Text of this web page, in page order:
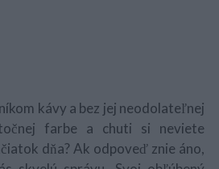
kávy a bez jej neodolateľnej
farbe a chuti si neviete
dňa? Ak odpoveď znie áno,